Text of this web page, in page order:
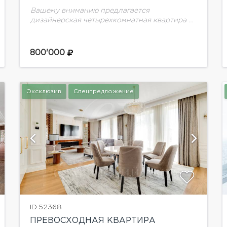
Вашему вниманию предлагается
дизайнерская четырехкомнатная квартира в
расположен в Хамовниках, в тихих
Здание...
800'000
Эксклюзив Спецпредложение
ID 52368
ПРЕВОСХОДНАЯ КВАРТИРА
показать ещё 12 фотографий